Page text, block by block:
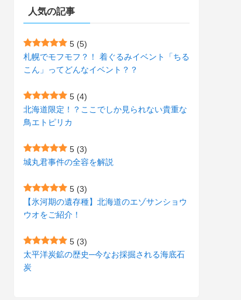
(1)
(7)
(10)
(5)
(15)
(9)
(11)
(3)
(15)
(157)
(52)
(3)
(1)
(8)
(5)
(4)
(1)
(10)
(2)
(1)
(2)
(3)
(3)
(2)
(1)
人気の記事
5 (5)
札幌でモフモフ？！ 着ぐるみイベント「ちる
こん」ってどんなイベント？？
5 (4)
北海道限定！？ここでしか見られない貴重な
鳥エトピリカ
5 (3)
城丸君事件の全容を解説
5 (3)
【氷河期の遺存種】北海道のエゾサンショウ
ウオをご紹介！
5 (3)
太平洋炭鉱の歴史─今なお採掘される海底石
炭